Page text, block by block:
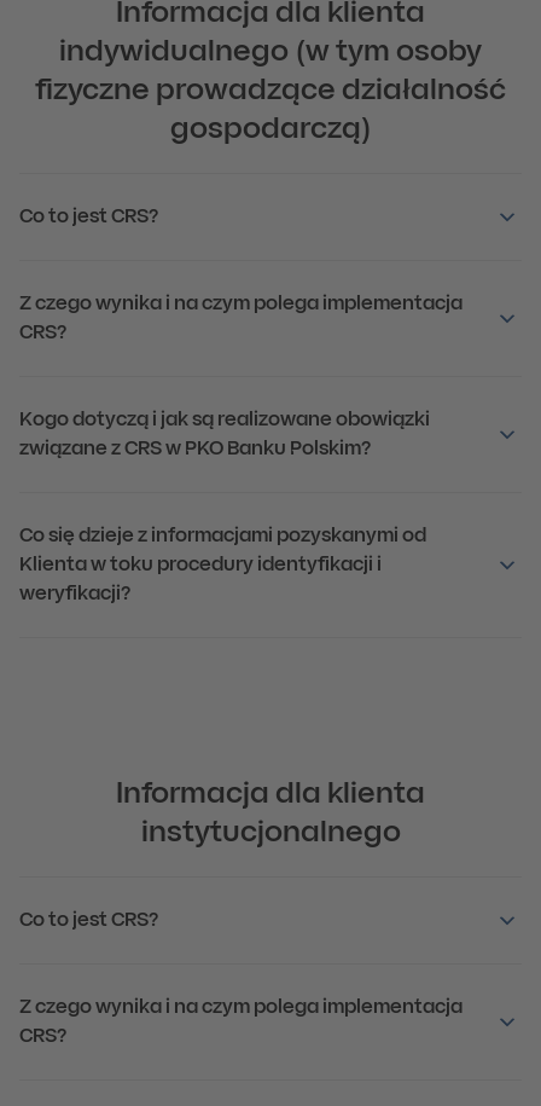
Informacja dla klienta
indywidualnego (w tym osoby
fizyczne prowadzące działalność
gospodarczą)
Co to jest CRS?
Z czego wynika i na czym polega implementacja
CRS?
Kogo dotyczą i jak są realizowane obowiązki
związane z CRS w PKO Banku Polskim?
Co się dzieje z informacjami pozyskanymi od
Klienta w toku procedury identyfikacji i
weryfikacji?
Informacja dla klienta
instytucjonalnego
Co to jest CRS?
Z czego wynika i na czym polega implementacja
CRS?